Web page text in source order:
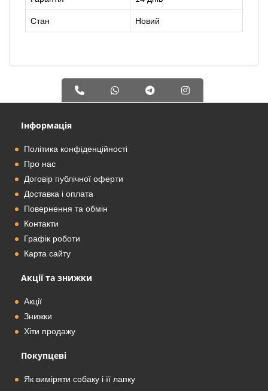
Стан Новий
Інформація
Політика конфіденційності
Про нас
Договір публічної оферти
Доставка і оплата
Повернення та обмін
Контакти
Графік роботи
Карта сайту
Акції та знижки
Акції
Знижки
Хіти продажу
Покупцеві
Як виміряти собаку і її лапку